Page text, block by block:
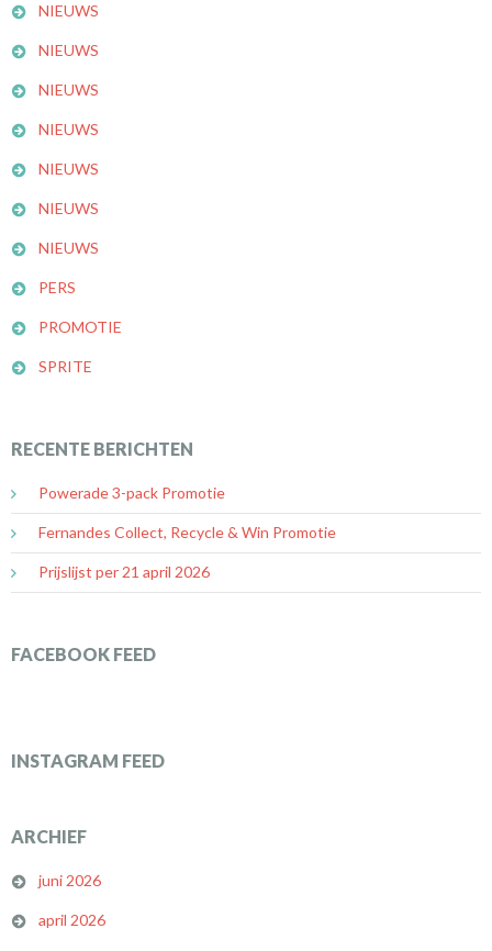
NIEUWS
NIEUWS
NIEUWS
NIEUWS
NIEUWS
NIEUWS
NIEUWS
PERS
PROMOTIE
SPRITE
RECENTE BERICHTEN
Powerade 3-pack Promotie
Fernandes Collect, Recycle & Win Promotie
Prijslijst per 21 april 2026
FACEBOOK FEED
INSTAGRAM FEED
ARCHIEF
juni 2026
april 2026